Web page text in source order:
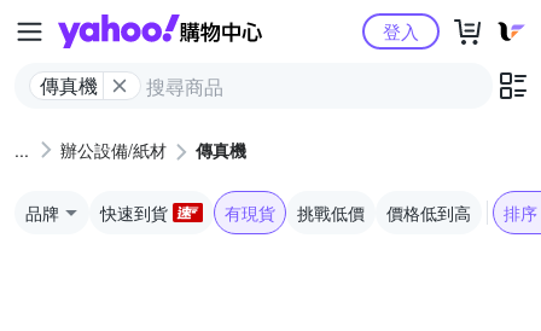
Yahoo購物中心
傳真機
登入
辦公設備/紙材 傳真機
品牌 快速到貨 有現貨 挑戰低價 價格低到高 排序